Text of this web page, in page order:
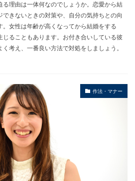
理由は一体何なのでしょうか。恋愛から結
きないときの対策や、自分の気持ちとの向
。女性は年齢が高くなってから結婚をする
じることもあります。お付き合いしている彼
考え、一番良い方法で対処をしましょう。
作法・マナー